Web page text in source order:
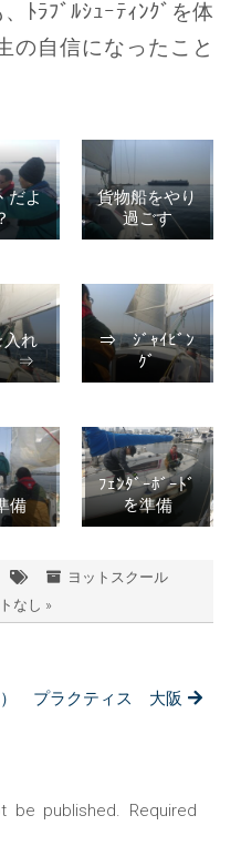
ﾄﾗﾌﾞﾙｼｭｰﾃｨﾝｸﾞを体
の自信になったこと
だよ
貨物船をやり
過ごす
入れ
⇒
⇒ ｼﾞｬｲﾋﾞﾝ
ｸﾞ
備
ﾌｪﾝﾀﾞｰﾎﾞｰﾄﾞ
を準備
ヨットスクール
なし »
） プラクティス 大阪
be published. Required